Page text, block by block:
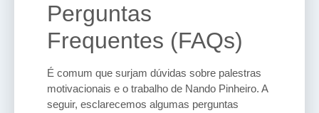
Perguntas
Frequentes (FAQs)
É comum que surjam dúvidas sobre palestras
motivacionais e o trabalho de Nando Pinheiro. A
seguir, esclarecemos algumas perguntas